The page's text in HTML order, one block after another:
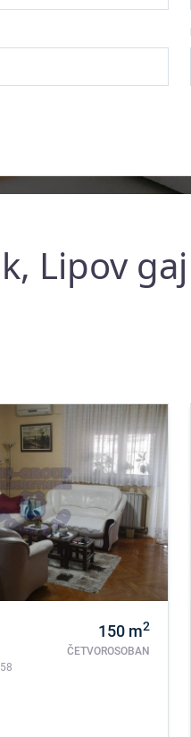
Lipov gaj
150 m2
ČETVOROSOBAN